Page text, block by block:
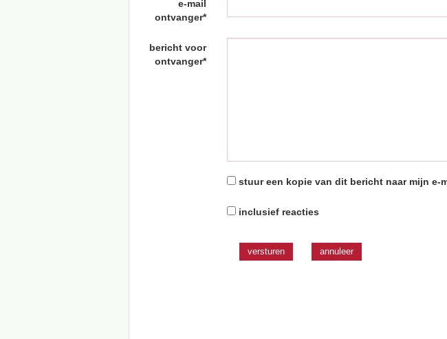
e-mail
ontvanger*
bericht voor
ontvanger*
stuur een kopie van dit bericht naar mijn e-
inclusief reacties
versturen